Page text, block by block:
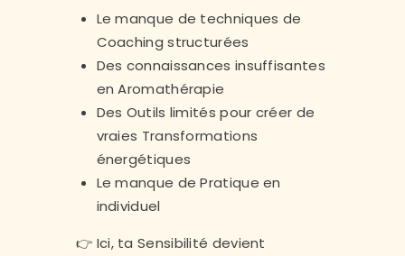
Le manque de techniques de
Coaching structurées
Des connaissances insuffisantes
en Aromathérapie
Des Outils limités pour créer de
vraies Transformations
énergétiques
Le manque de Pratique en
individuel
👉 Ici, ta Sensibilité devient